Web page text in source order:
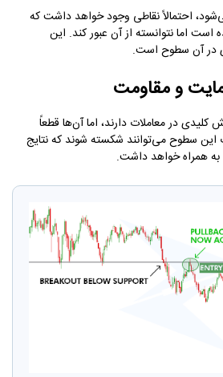
احتمالاً نقاطی وجود خواهد داشت که
اما نتوانسته از آن عبور کند. این
در آن سطوح است.
و مقاومت
در معاملات دارند، اما آن‌ها قطعاً
این سطوح می‌توانند شکسته شوند که نتایج
به همراه خواهد داشت.